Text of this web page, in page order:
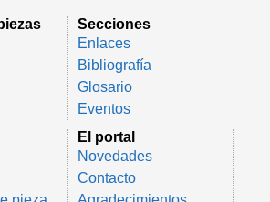
Secciones
Enlaces
Bibliografía
Glosario
Eventos
El portal
Novedades
Contacto